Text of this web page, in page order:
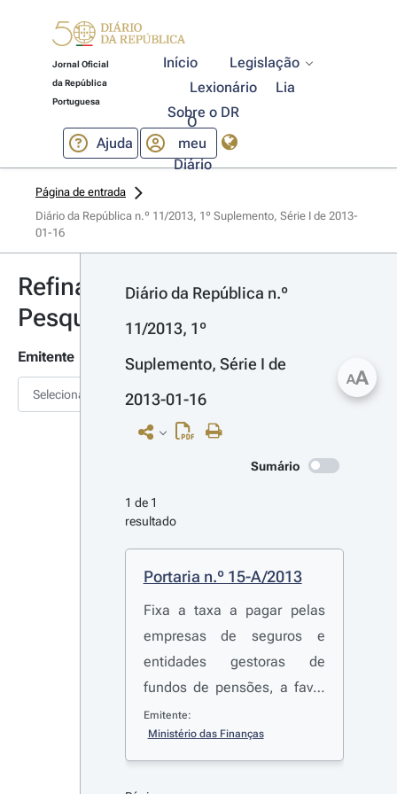
Jornal Oficial
da República
Portuguesa
Início
Legislação
Lexionário
Lia
Sobre o DR
Ajuda
O
meu
Diário
Página de entrada
Diário da República n.º 11/2013, 1º Suplemento, Série I de 2013-
01-16
Refinar
Pesquisa
Emitente
Selecionar
Diário da República n.º
11/2013, 1º
Suplemento, Série I de
2013-01-16
Sumário
1 de 1
resultado
Portaria n.º 15-A/2013
Fixa a taxa a pagar pelas
empresas de seguros e
entidades gestoras de
fundos de pensões, a favor
do Instituto de Seguros de
Portugal, para o ano de
2013
Emitente:
Ministério das Finanças
AA